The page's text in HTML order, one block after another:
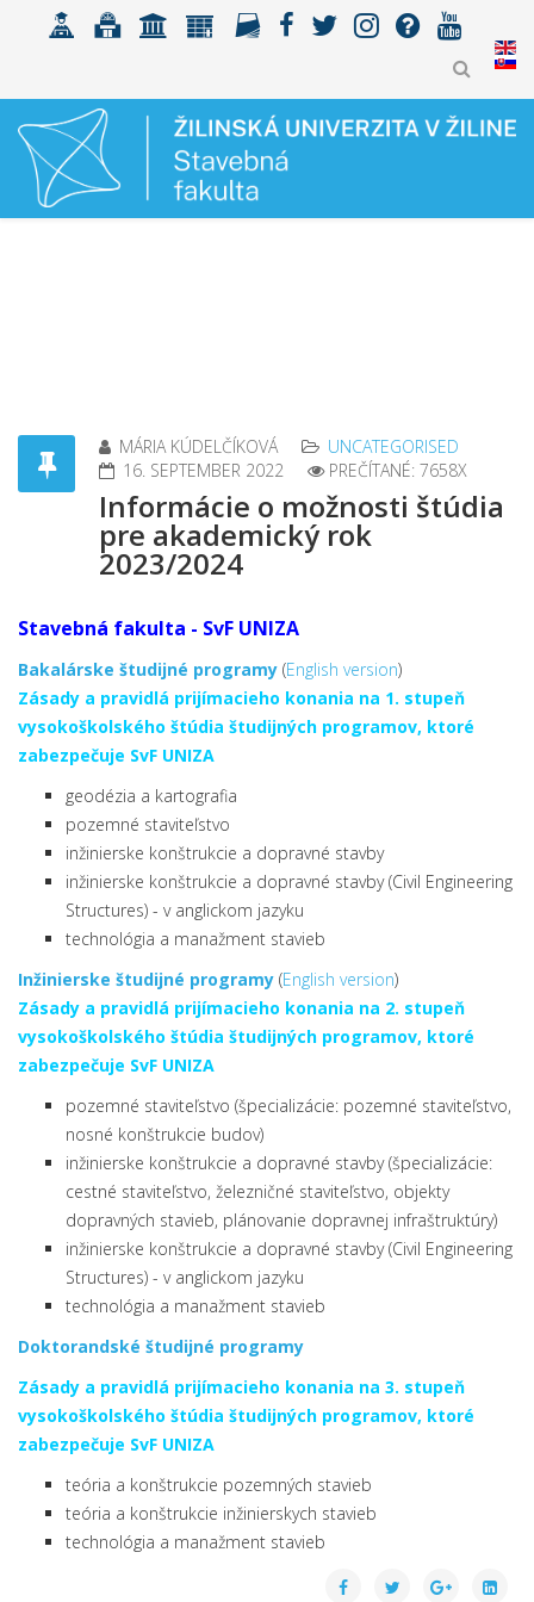
MÁRIA KÚDELČÍKOVÁ
UNCATEGORISED
16. SEPTEMBER 2022
PREČÍTANÉ: 7658X
Informácie o možnosti štúdia
pre akademický rok
2023/2024
Stavebná fakulta - SvF UNIZA
Bakalárske študijné programy (English version)
Zásady a pravidlá prijímacieho konania na 1. stupeň
vysokoškolského štúdia študijných programov, ktoré
zabezpečuje SvF UNIZA
geodézia a kartografia
pozemné staviteľstvo
inžinierske konštrukcie a dopravné stavby
inžinierske konštrukcie a dopravné stavby (Civil Engineering
Structures) - v anglickom jazyku
technológia a manažment stavieb
Inžinierske študijné programy (English version)
Zásady a pravidlá prijímacieho konania na 2. stupeň
vysokoškolského štúdia študijných programov, ktoré
zabezpečuje SvF UNIZA
pozemné staviteľstvo (špecializácie: pozemné staviteľstvo,
nosné konštrukcie budov)
inžinierske konštrukcie a dopravné stavby (špecializácie:
cestné staviteľstvo, železničné staviteľstvo, objekty
dopravných stavieb, plánovanie dopravnej infraštruktúry)
inžinierske konštrukcie a dopravné stavby (Civil Engineering
Structures) - v anglickom jazyku
technológia a manažment stavieb
Doktorandské študijné programy
Zásady a pravidlá prijímacieho konania na 3. stupeň
vysokoškolského štúdia študijných programov, ktoré
zabezpečuje SvF UNIZA
teória a konštrukcie pozemných stavieb
teória a konštrukcie inžinierskych stavieb
technológia a manažment stavieb